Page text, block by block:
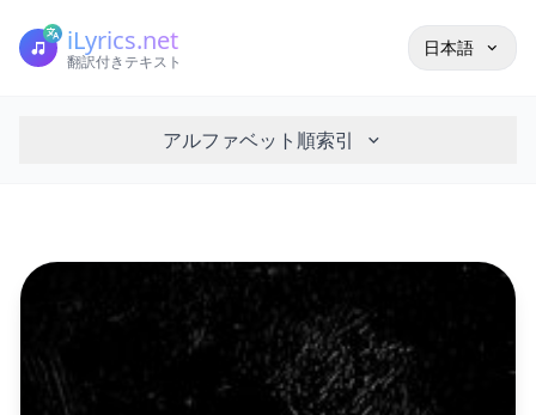
iLyrics.net
翻訳付きテキスト
日本語
アルファベット順索引